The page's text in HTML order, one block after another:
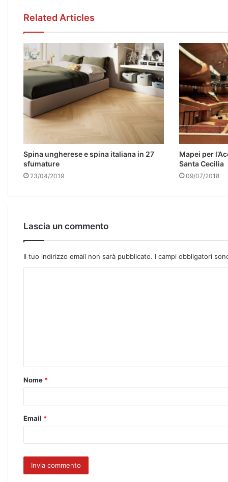
Related Articles
Spina ungherese e spina italiana in 27
sfumature
23/04/2019
Mapei per
Santa Cecilia
09/07/2018
Lascia un commento
Il tuo indirizzo email non sarà pubblicato. I campi obbligatori
Nome *
Email *